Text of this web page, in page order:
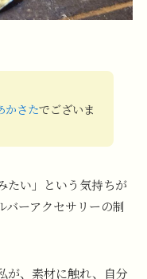
かさたでございま
たい」という気持ちが
ーアクセサリーの制
が、素材に触れ、自分